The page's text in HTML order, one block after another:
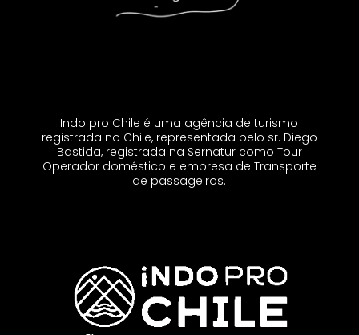
Indo pro Chile é uma agência de turismo
registrada no Chile, representada pelo sr. Diego
Bastida, registrada na Sernatur como Tour
Operador doméstico e empresa de Transporte
de passageiros.